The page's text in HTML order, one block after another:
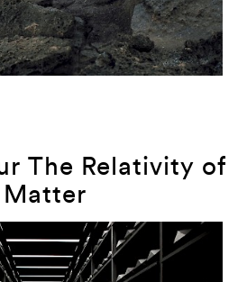
The Relativity of
Matter